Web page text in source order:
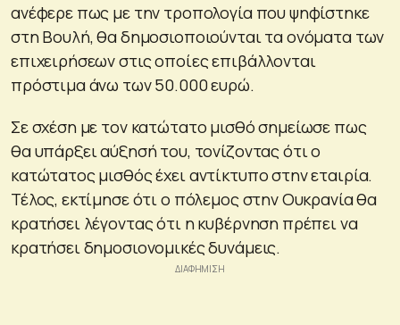
ανέφερε πως με την τροπολογία που ψηφίστηκε
στη Βουλή, θα δημοσιοποιούνται τα ονόματα των
επιχειρήσεων στις οποίες επιβάλλονται
πρόστιμα άνω των 50.000 ευρώ.
Σε σχέση με τον κατώτατο μισθό σημείωσε πως
θα υπάρξει αύξησή του, τονίζοντας ότι ο
κατώτατος μισθός έχει αντίκτυπο στην εταιρία.
Τέλος, εκτίμησε ότι ο πόλεμος στην Ουκρανία θα
κρατήσει λέγοντας ότι η κυβέρνηση πρέπει να
κρατήσει δημοσιονομικές δυνάμεις.